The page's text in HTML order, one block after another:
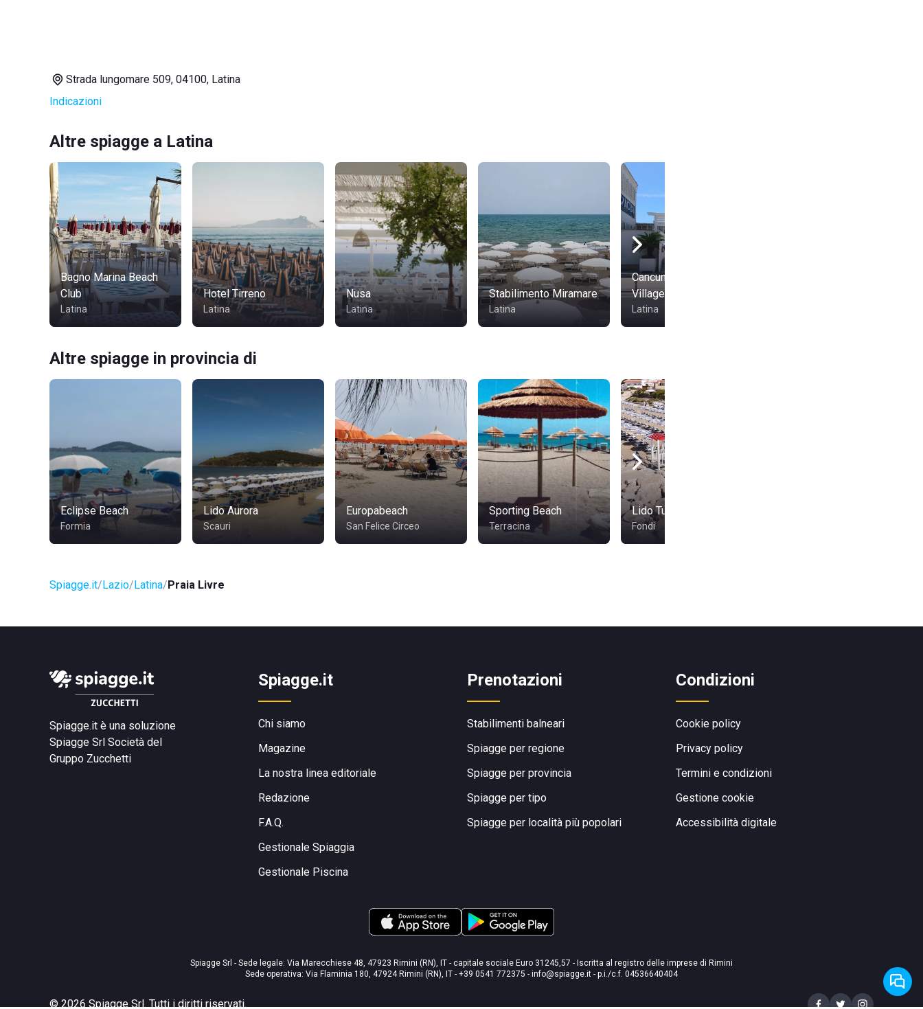
Strada lungomare 509, 04100, Latina
Indicazioni
Altre spiagge a Latina
Bagno Marina Beach
Club
Latina
Hotel Tirreno
Latina
Nusa
Latina
Stabilimento Miramare
Latina
Cancun Summer
Village
Latina
Altre spiagge in provincia di
Eclipse Beach
Formia
Lido Aurora
Scauri
Europabeach
San Felice Circeo
Sporting Beach
Terracina
Lido Tucano
Fondi
Spiagge.it Lazio Latina Praia Livre
Spiagge.it è una soluzione
Spiagge Srl Società del
Gruppo Zucchetti
Spiagge.it
Chi siamo
Magazine
La nostra linea editoriale
Redazione
F.A.Q.
Gestionale Spiaggia
Gestionale Piscina
Prenotazioni
Stabilimenti balneari
Spiagge per regione
Spiagge per provincia
Spiagge per tipo
Spiagge per località più popolari
Condizioni
Cookie policy
Privacy policy
Termini e condizioni
Gestione cookie
Accessibilità digitale
Spiagge Srl - Sede legale: Via Marecchiese 48, 47923 Rimini (RN), IT - capitale sociale Euro 31245,57 - Iscritta al registro delle imprese di Rimini
Sede operativa: Via Flaminia 180, 47924 Rimini (RN), IT - +39 0541 772375 - info@spiagge.it - p.i./c.f. 04536640404
©2026 Spiagge Srl. Tutti i diritti riservati.